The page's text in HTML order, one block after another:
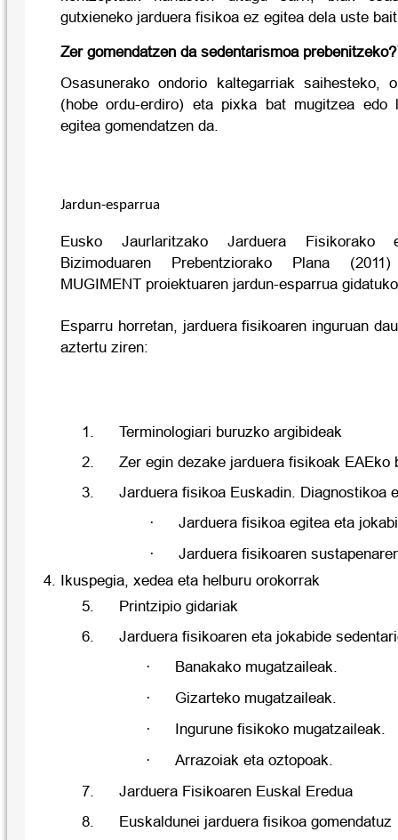
gutxieneko jarduera fisikoa ez egitea dela uste
Zer gomendatzen da sedentarismoa prebenitzeko?
Osasunerako ondorio kaltegarriak saihesteko,
(hobe ordu-erdiro) eta pixka bat mugitzea edo
egitea gomendatzen da.
Jardun-esparrua
Eusko Jaurlaritzako Jarduera Fisikorako
Bizimoduaren Prebentziorako Plana
MUGIMENT proiektuaren jardun-esparrua
Esparru horretan, jarduera fisikoaren inguruan
aztertu ziren:
1.
Terminologiari buruzko argibideak
2.
Zer egin dezake jarduera fisikoak EAEko
3.
Jarduera fisikoa Euskadin. Diagnostikoa
·
Jarduera fisikoa egitea eta
·
Jarduera fisikoaren
Ikuspegia, xedea eta helburu orokorrak
5.
Printzipio gidariak
6.
Jarduera fisikoaren eta jokabide
·
Banakako mugatzaileak.
·
Gizarteko mugatzaileak.
·
Ingurune fisikoko mugatzaileak.
·
Arrazoiak eta oztopoak.
7.
Jarduera Fisikoaren Euskal Eredua
8.
Euskaldunei jarduera fisikoa gomendatuz